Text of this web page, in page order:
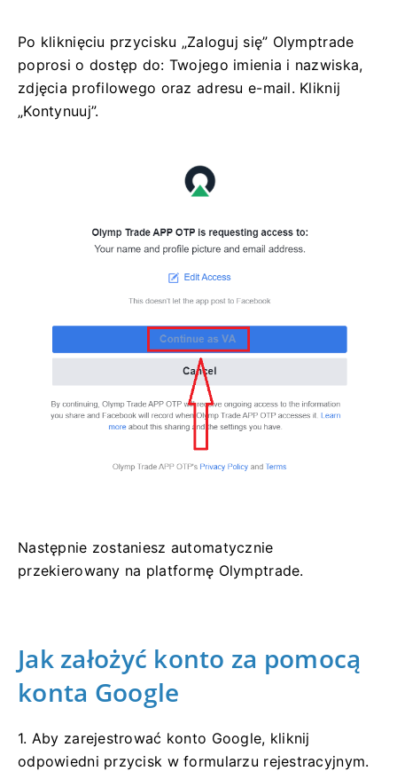
Po kliknięciu przycisku „Zaloguj się” Olymptrade
poprosi o dostęp do: Twojego imienia i nazwiska,
zdjęcia profilowego oraz adresu e-mail. Kliknij
„Kontynuuj”.
Następnie zostaniesz automatycznie
przekierowany na platformę Olymptrade.
Jak założyć konto za pomocą
konta Google
1. Aby zarejestrować konto Google, kliknij
odpowiedni przycisk w formularzu rejestracyjnym.